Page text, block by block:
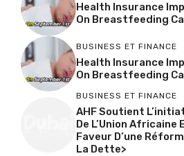
Health Insurance
On Breastfeeding
BUSINESS ET FINANCE
Health Insurance
On Breastfeeding
BUSINESS ET FINANCE
AHF Soutient
De L’Union Africaine
Faveur D’une
La Dette>